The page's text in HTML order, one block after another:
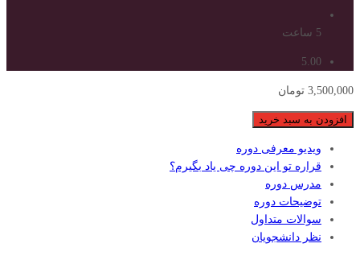
5 ساعت
5.00
3,500,000 تومان
تدوین
قورت
افزودن به سبد خرید
ویدیو معرفی دوره
قراره تو این دوره چی یاد بگیرم؟
مدرس دوره
توضیحات دوره
سوالات متداول
نظر دانشجویان